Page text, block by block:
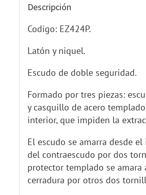
Descripción
Codigo: EZ424P.
Latón y niquel.
Escudo de doble seguridad.
Formado por tres piezas:
y casquillo de acero
interior, que impiden la
El escudo se amarra desde
del contraescudo por dos
protector templado se amara
cerradura por otros dos